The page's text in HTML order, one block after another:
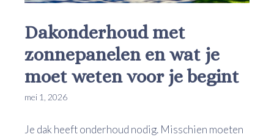
Dakonderhoud met
zonnepanelen en wat je
moet weten voor je begint
mei 1, 2026
Je dak heeft onderhoud nodig. Misschien moeten